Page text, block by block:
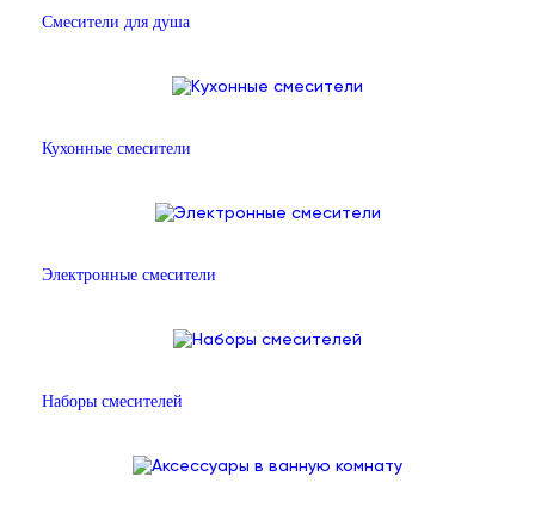
Смесители для душа
Кухонные смесители
Электронные смесители
Наборы смесителей